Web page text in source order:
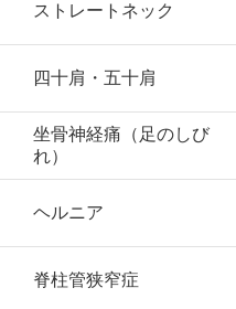
ストレートネック
四十肩・五十肩
坐骨神経痛（足のしび
れ）
ヘルニア
脊柱管狭窄症